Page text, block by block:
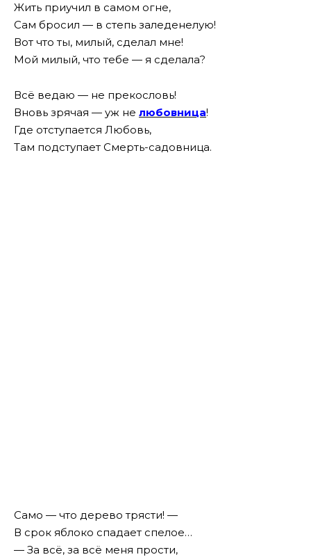
Жить приучил в самом огне,
Сам бросил — в степь заледенелую!
Вот что ты, милый, сделал мне!
Мой милый, что тебе — я сделала?
Всё ведаю — не прекословь!
Вновь зрячая — уж не любовница!
Где отступается Любовь,
Там подступает Смерть-садовница.
Самo — что дерево трясти! —
В срок яблоко спадает спелое…
— За всё, за всё меня прости,